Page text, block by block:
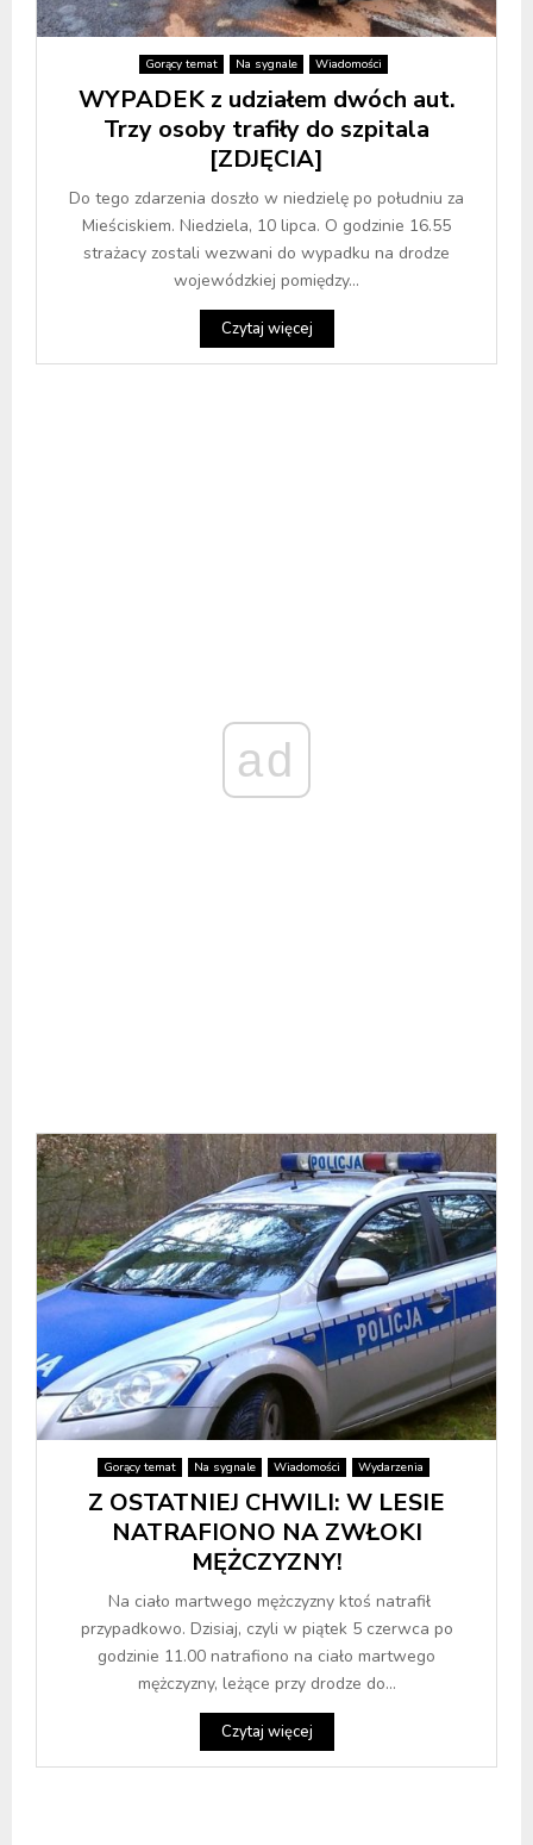
Gorący temat Na sygnale Wiadomości
WYPADEK z udziałem dwóch aut.
Trzy osoby trafiły do szpitala
[ZDJĘCIA]
Do tego zdarzenia doszło w niedzielę po południu za
Mieściskiem. Niedziela, 10 lipca. O godzinie 16.55
strażacy zostali wezwani do wypadku na drodze
wojewódzkiej pomiędzy...
Czytaj więcej
ad
Gorący temat Na sygnale Wiadomości Wydarzenia
Z OSTATNIEJ CHWILI: W LESIE
NATRAFIONO NA ZWŁOKI
MĘŻCZYZNY!
Na ciało martwego mężczyzny ktoś natrafił
przypadkowo. Dzisiaj, czyli w piątek 5 czerwca po
godzinie 11.00 natrafiono na ciało martwego
mężczyzny, leżące przy drodze do...
Czytaj więcej